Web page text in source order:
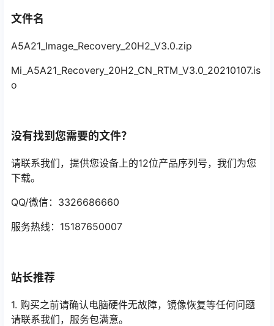
文件名
A5A21_Image_Recovery_20H2_V3.0.zip
Mi_A5A21_Recovery_20H2_CN_RTM_V3.0_20210107.is
o
没有找到您需要的文件？
请联系我们，提供您设备上的12位产品序列号，我们为您
下载。
QQ/微信：3326686660
服务热线：15187650007
站长推荐
1. 购买之前请确认电脑硬件无故障，镜像恢复等任何问题
请联系我们，服务包满意。